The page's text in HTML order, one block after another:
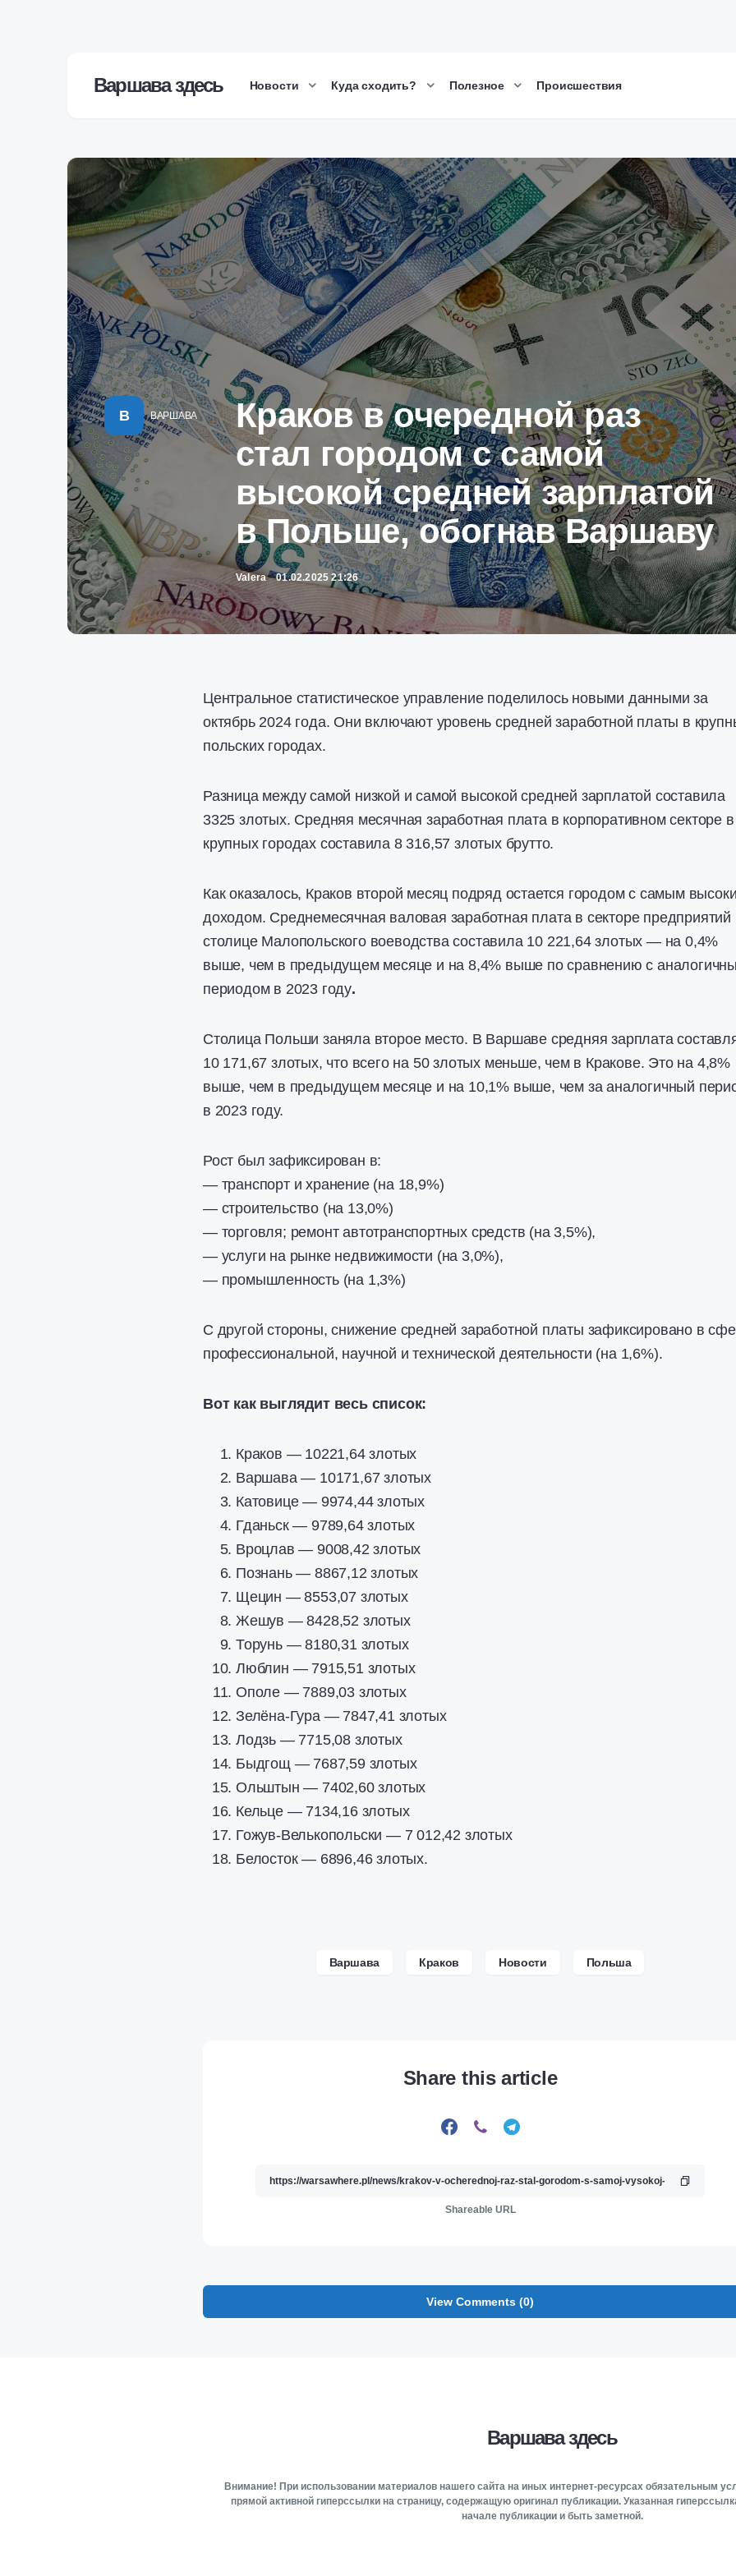
Варшава здесь Новости Куда сходить? Полезное Происшествия
В ВАРШАВА
Краков в очередной раз
стал городом с самой
высокой средней зарплатой
в Польше, обогнав Варшаву
Valera 01.02.2025 21:26
Центральное статистическое управление поделилось новыми данными за
октябрь 2024 года. Они включают уровень средней заработной платы в
польских городах.
Разница между самой низкой и самой высокой средней зарплатой составила
3325 злотых. Средняя месячная заработная плата в корпоративном секторе в
крупных городах составила 8 316,57 злотых брутто.
Как оказалось, Краков второй месяц подряд остается городом с самым
доходом. Среднемесячная валовая заработная плата в секторе предприятий
столице Малопольского воеводства составила 10 221,64 злотых — на 0,4%
выше, чем в предыдущем месяце и на 8,4% выше по сравнению с
периодом в 2023 году.
Столица Польши заняла второе место. В Варшаве средняя зарплата
10 171,67 злотых, что всего на 50 злотых меньше, чем в Кракове. Это на 4,8%
выше, чем в предыдущем месяце и на 10,1% выше, чем за аналогичный
в 2023 году.
Рост был зафиксирован в:
— транспорт и хранение (на 18,9%)
— строительство (на 13,0%)
— торговля; ремонт автотранспортных средств (на 3,5%),
— услуги на рынке недвижимости (на 3,0%),
— промышленность (на 1,3%)
С другой стороны, снижение средней заработной платы зафиксировано в
профессиональной, научной и технической деятельности (на 1,6%).
Вот как выглядит весь список:
Краков — 10221,64 злотых
Варшава — 10171,67 злотых
Катовице — 9974,44 злотых
Гданьск — 9789,64 злотых
Вроцлав — 9008,42 злотых
Познань — 8867,12 злотых
Щецин — 8553,07 злотых
Жешув — 8428,52 злотых
Торунь — 8180,31 злотых
Люблин — 7915,51 злотых
Ополе — 7889,03 злотых
Зелёна-Гура — 7847,41 злотых
Лодзь — 7715,08 злотых
Быдгощ — 7687,59 злотых
Ольштын — 7402,60 злотых
Кельце — 7134,16 злотых
Гожув-Велькопольски — 7 012,42 злотых
Белосток — 6896,46 злотых.
Варшава Краков Новости Польша
Share this article
Shareable URL
View Comments (0)
Варшава здесь
Внимание! При использовании материалов нашего сайта на иных интернет-ресурсах обязательным
прямой активной гиперссылки на страницу, содержащую оригинал публикации. Указанная
начале публикации и быть заметной.